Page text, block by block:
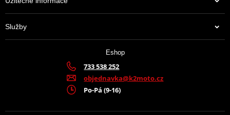
Služby
Eshop
733 538 252
objednavka@k2moto.cz
Po-Pá (9-16)